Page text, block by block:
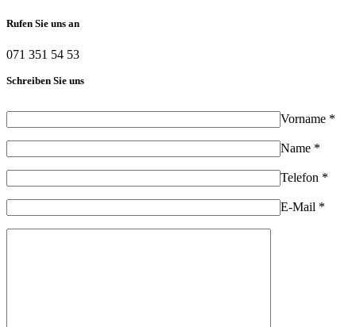
Rufen Sie uns an
071 351 54 53
Schreiben Sie uns
Vorname *
Name *
Telefon *
E-Mail *